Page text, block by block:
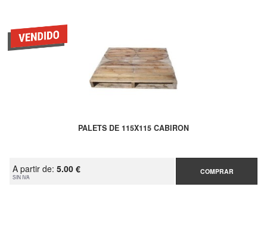
PALETS DE 115X115 CABIRON
A partir de: 5.00 €
SIN IVA
COMPRAR